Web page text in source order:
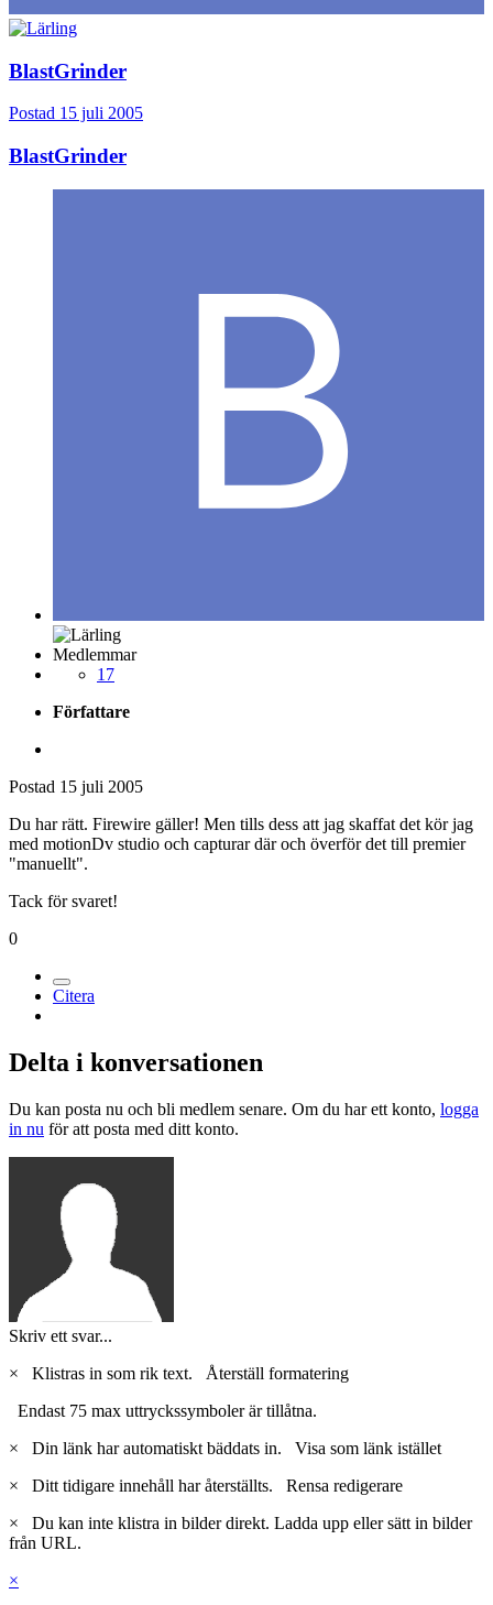
BlastGrinder
Postad 15 juli 2005
BlastGrinder
Medlemmar
17
Författare
Postad 15 juli 2005
Du har rätt. Firewire gäller! Men tills dess att jag skaffat det kör jag
med motionDv studio och capturar där och överför det till premier
"manuellt".
Tack för svaret!
0
Citera
Delta i konversationen
Du kan posta nu och bli medlem senare. Om du har ett konto, logga
in nu för att posta med ditt konto.
Skriv ett svar...
×
Klistras in som rik text. Återställ formatering
Endast 75 max uttryckssymboler är tillåtna.
×
Din länk har automatiskt bäddats in. Visa som länk istället
×
Ditt tidigare innehåll har återställts. Rensa redigerare
×
Du kan inte klistra in bilder direkt. Ladda upp eller sätt in bilder
från URL.
×